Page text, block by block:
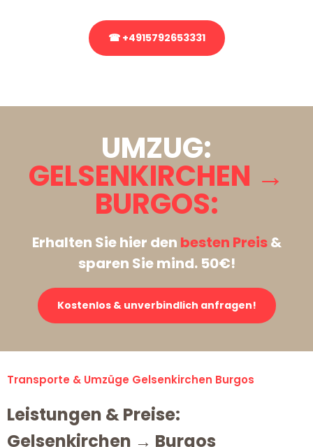
☎ +4915792653331
UMZUG:
GELSENKIRCHEN →
BURGOS:
Erhalten Sie hier den besten Preis&
sparen Sie mind. 50€!
Kostenlos & unverbindlich anfragen!
Transporte & Umzüge Gelsenkirchen Burgos
Leistungen & Preise:
Gelsenkirchen → Burgos